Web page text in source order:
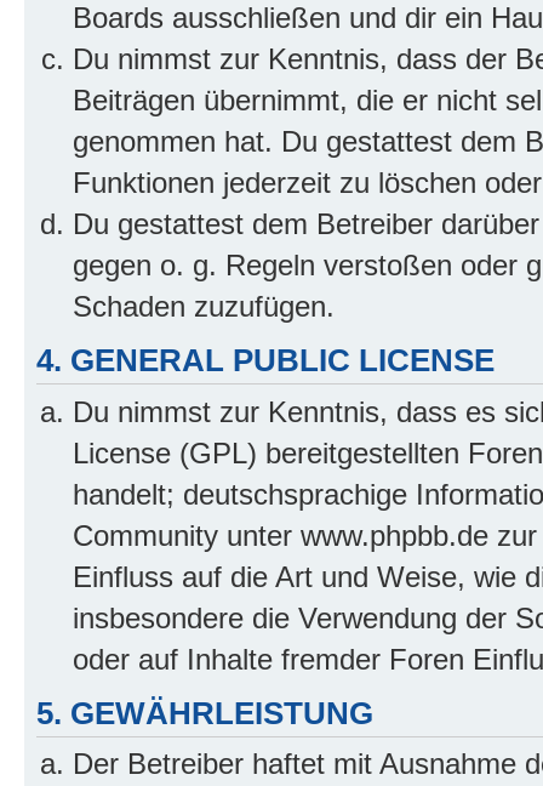
Boards ausschließen und dir ein
Du nimmst zur Kenntnis, dass der
Beiträgen übernimmt, die er nicht
genommen hat. Du gestattest dem
Funktionen jederzeit zu löschen
Du gestattest dem Betreiber
gegen o. g. Regeln verstoßen oder
Schaden zuzufügen.
4. GENERAL PUBLIC LICENSE
Du nimmst zur Kenntnis, dass es
License (GPL) bereitgestellten
handelt; deutschsprachige
Community unter www.phpbb.de
Einfluss auf die Art und Weise, wie
insbesondere die Verwendung der
oder auf Inhalte fremder Foren
5. GEWÄHRLEISTUNG
Der Betreiber haftet mit Ausnahme